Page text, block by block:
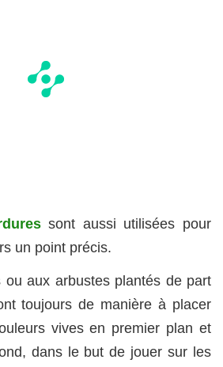
sont aussi utilisées pour
un point précis.
ou aux arbustes plantés de part
toujours de manière à placer
vives en premier plan et
dans le but de jouer sur les